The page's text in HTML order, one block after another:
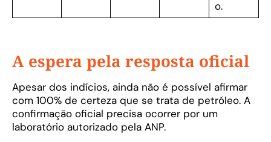
o.
A espera pela resposta oficial
Apesar dos indícios, ainda não é possível afirmar
com 100% de certeza que se trata de petróleo. A
confirmação oficial precisa ocorrer por um
laboratório autorizado pela ANP.